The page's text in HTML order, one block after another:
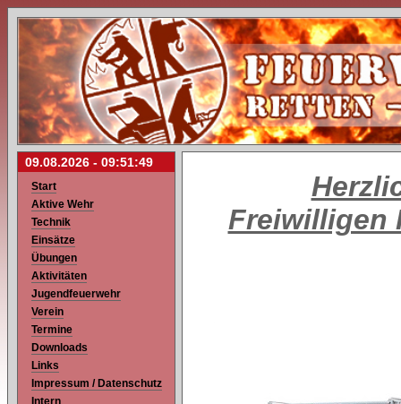
09.08.2026 - 09:51:49
Start
Aktive Wehr
Technik
Einsätze
Übungen
Aktivitäten
Jugendfeuerwehr
Verein
Termine
Downloads
Links
Impressum / Datenschutz
Freiwilligen